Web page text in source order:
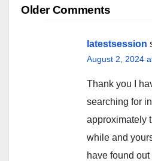
Comment
Older Comments
latestsession
August 2, 2024
Thank you I
searching for
approximately
while and
have found out